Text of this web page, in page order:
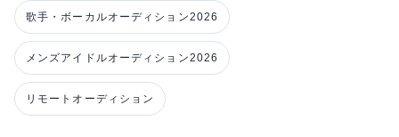
歌手・ボーカルオーディション2026
メンズアイドルオーディション2026
リモートオーディション